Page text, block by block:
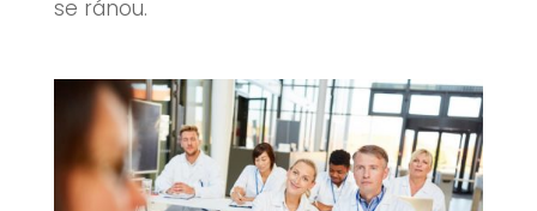
se ránou.